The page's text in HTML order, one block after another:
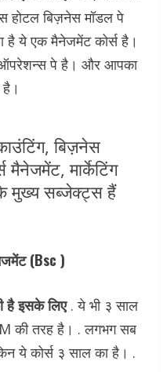
होटल बिज़नेस मॉडल पे
है ये एक मैनेजमेंट कोर्स है।
ऑपरेशन्स पे है। और आपका
है।
बिज़नेस
मैनेजमेंट, मार्केटिंग
मुख्य सब्जेक्ट्स हैं
(Bsc )
है इसके लिए. ये भी ३ साल
की तरह है। . लगभग सब
ये कोर्स ३ साल का है। .